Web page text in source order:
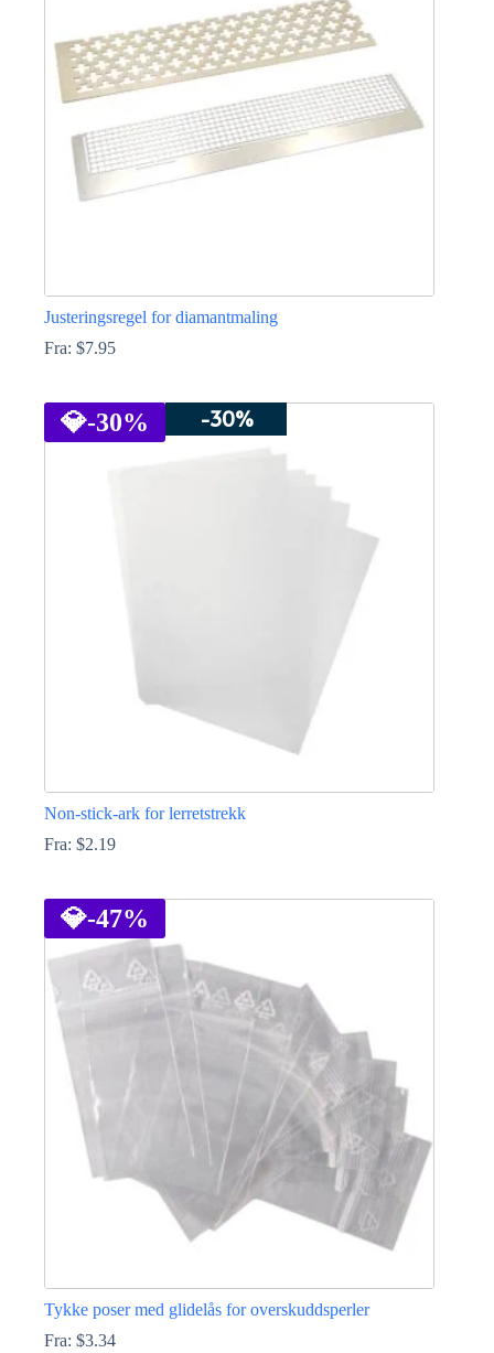
på
produktsiden
Justeringsregel for diamantmaling
Fra: $7.95
har
flere
💎-30% -30%
Non-stick-ark for lerretstrekk
Fra: $2.19
har
flere
varianter.
Alternativene
velges
produktsiden
💎-47%
Tykke poser med glidelås for overskuddsperler
Fra: $3.34